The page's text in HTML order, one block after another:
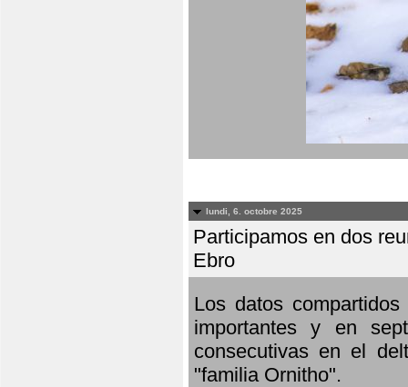
lundi, 6. octobre 2025
Participamos en dos
Ebro
Los datos
importantes y en
consecutivas en el
"familia Ornitho".